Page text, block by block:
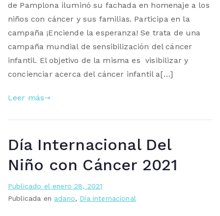
de Pamplona iluminó su fachada en homenaje a los
niños con cáncer y sus familias. Participa en la
campaña ¡Enciende la esperanza! Se trata de una
campaña mundial de sensibilización del cáncer
infantil. El objetivo de la misma es visibilizar y
concienciar acerca del cáncer infantil a[…]
Leer más
Día Internacional Del
Niño con Cáncer 2021
Publicado elenero 28, 2021
Publicada en adano, Día internacional